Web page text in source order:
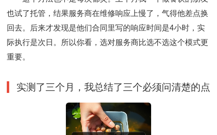
也试了托管，结果服务商在维修响应上慢了，气得他差点换
回去。后来才发现是他们合同里写的响应时间是4小时，实
际执行是次日。所以你看，选对服务商比选不选这个模式更
重要。
实测了三个月，我总结了三个必须问清楚的点